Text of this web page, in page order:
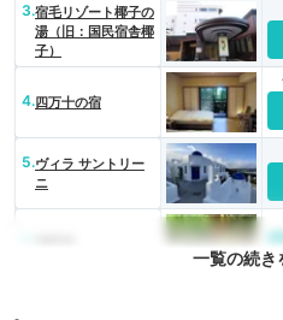
3.宿毛リゾート椰子の
湯（旧：国民宿舎椰
子）
4.四万十の宿
5.ヴィラ サントリー
ニ
一覧の続き